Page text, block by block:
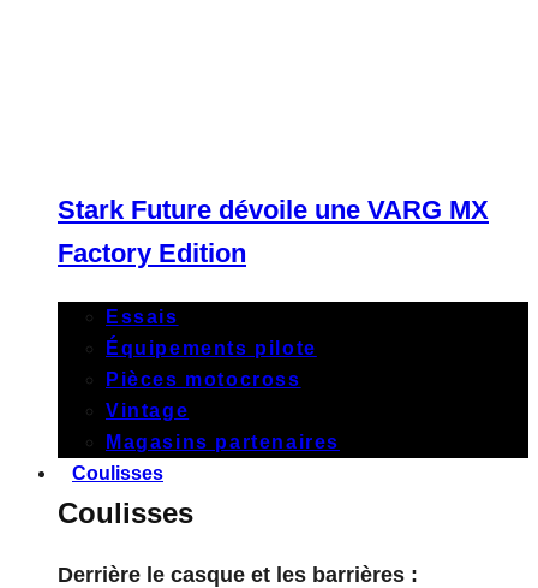
Stark Future dévoile une VARG MX
Factory Edition
Essais
Équipements pilote
Pièces motocross
Vintage
Magasins partenaires
Coulisses
Coulisses
Derrière le casque et les barrières :